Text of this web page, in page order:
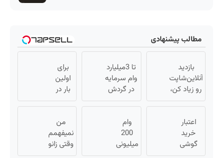
مطالب پیشنهادی
بازدید
آنلاین‌شاپت
رو زیاد کن،
بازدید بالاتر
بیشتر
تا 3میلیارد
وام سرمایه
در گردش
فروشندگان
فروشگاهت
رو ثبت کن
برای
اولین
بار در
ایران
این
دکتر
کرم
ترمیم
اعتبار
خرید
گوشی
بگیر 📱
وام
200
میلیونی
آبان تتر.
من
نمیفهمم
وقتی زانو
درد